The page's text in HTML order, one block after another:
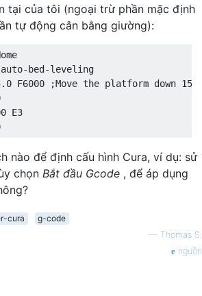
tại của tôi (ngoại trừ phần mặc định
tự động cân bằng giường):
bed-leveling
F6000 ;Move the platform down
E3
nào để định cấu hình Cura, ví dụ: sử
chọn Bắt đầu Gcode , để áp dụng
cura
g-code
— Thomas S.
nguồn